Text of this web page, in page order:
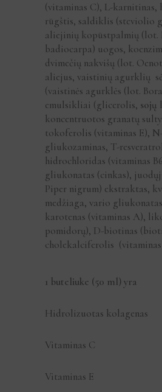
(vitaminas C), L-karnitinas,
rūgštis, saldiklis (steviolio
aliejinių kopūstpalmių (lot.
badiocarpa) uogos,
dvimečių nakvišų (lot.
aliejus, vaistinių agurklių
(vaistinės agurklės (lot.
emulsikliai (glicerolis, sojų
koncentruotos granatų
tokoferolis (vitaminas E),
gliukozaminas, T-
hidrochloridas (vitaminas
gliukonatas (cinkas),
Piper nigrum) ekstraktas,
medžiaga, vario
karotenas (vitaminas A),
pomidorų), D-biotinas
cholekalciferolis
1 buteliuke (50 ml) yra
Hidrolizuotas kolagenas
Vitaminas C
Vitaminas E